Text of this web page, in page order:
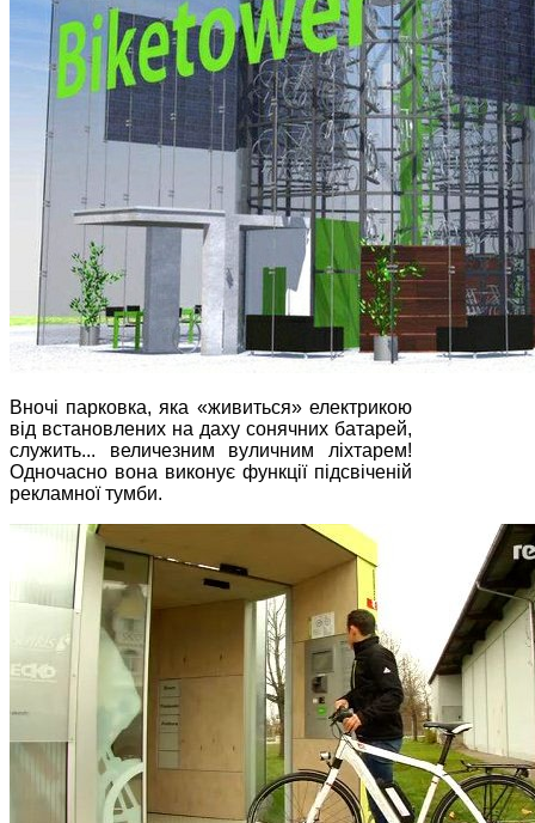
Вночі парковка, яка «живиться» електрикою
від встановлених на даху сонячних батарей,
служить... величезним вуличним ліхтарем!
Одночасно вона виконує функції підсвіченій
рекламної тумби.